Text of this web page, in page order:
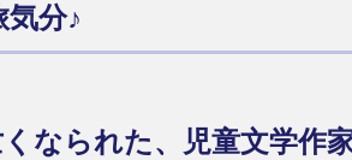
気分♪
なられた、児童文学作